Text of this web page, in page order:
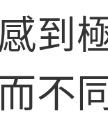
到
不